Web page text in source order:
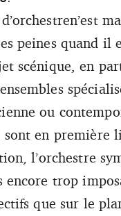
peines quand il
scénique, en
ou
en première
l’orchestre
encore trop
que sur le